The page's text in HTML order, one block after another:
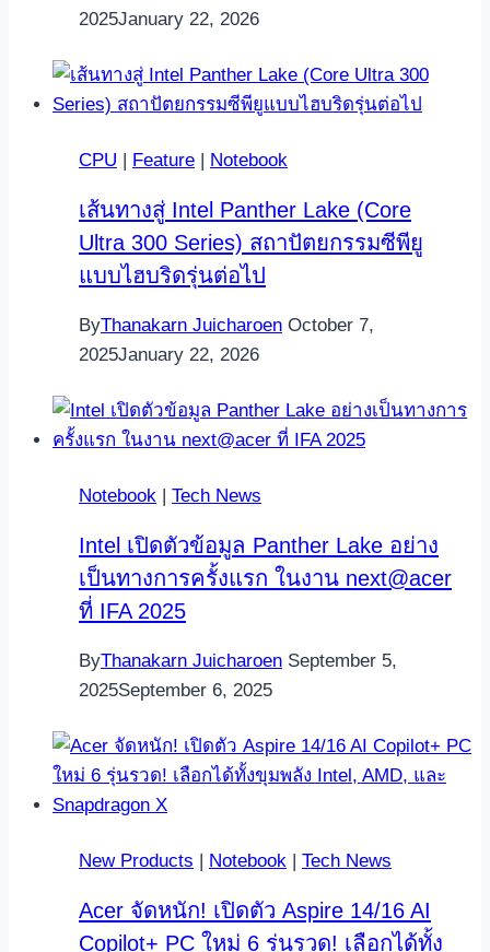
2025January 22, 2026
CPU | Feature | Notebook
เส้นทางสู่ Intel Panther Lake (Core
Ultra 300 Series) สถาปัตยกรรมซีพียู
แบบไฮบริดรุ่นต่อไป
ByThanakarn Juicharoen October 7,
2025January 22, 2026
Notebook | Tech News
Intel เปิดตัวข้อมูล Panther Lake อย่าง
เป็นทางการครั้งแรก ในงาน next@acer
ที่ IFA 2025
ByThanakarn Juicharoen September 5,
2025September 6, 2025
New Products | Notebook | Tech News
Acer จัดหนัก! เปิดตัว Aspire 14/16 AI
Copilot+ PC ใหม่ 6 รุ่นรวด! เลือกได้ทั้ง